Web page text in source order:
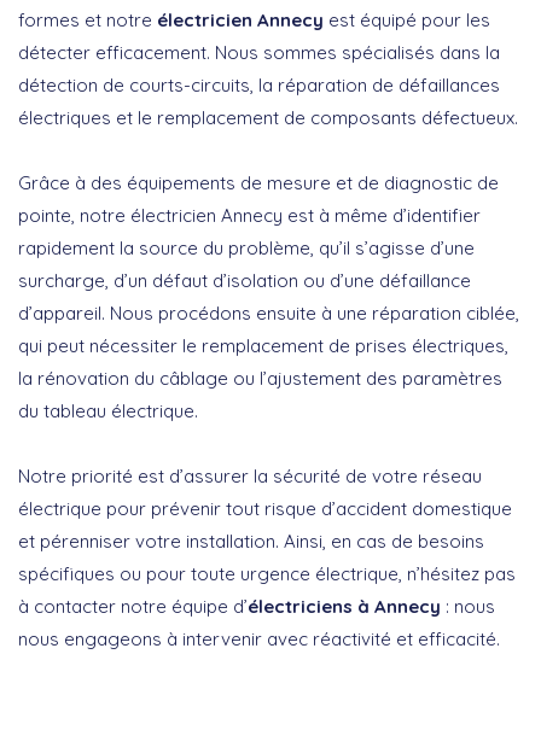
formes et notre électricien Annecy est équipé pour les
détecter efficacement. Nous sommes spécialisés dans la
détection de courts-circuits, la réparation de défaillances
électriques et le remplacement de composants défectueux.
Grâce à des équipements de mesure et de diagnostic de
pointe, notre électricien Annecy est à même d’identifier
rapidement la source du problème, qu’il s’agisse d’une
surcharge, d’un défaut d’isolation ou d’une défaillance
d’appareil. Nous procédons ensuite à une réparation ciblée,
qui peut nécessiter le remplacement de prises électriques,
la rénovation du câblage ou l’ajustement des paramètres
du tableau électrique.
Notre priorité est d’assurer la sécurité de votre réseau
électrique pour prévenir tout risque d’accident domestique
et pérenniser votre installation. Ainsi, en cas de besoins
spécifiques ou pour toute urgence électrique, n’hésitez pas
à contacter notre équipe d’électriciens à Annecy : nous
nous engageons à intervenir avec réactivité et efficacité.